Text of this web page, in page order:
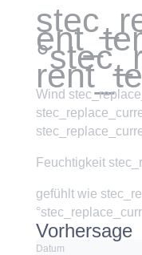
Wind
Feuchtigkeit
gefühlt wie
Vorhersage
Datum